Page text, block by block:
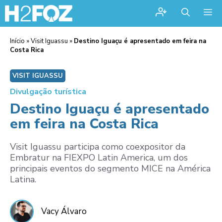
Início »Visit Iguassu » Destino Iguaçu é apresentado em feira na
Costa Rica
VISIT IGUASSU
Divulgação turística
Destino Iguaçu é apresentado
em feira na Costa Rica
Visit Iguassu participa como coexpositor da
Embratur na FIEXPO Latin America, um dos
principais eventos do segmento MICE na América
Latina.
Vacy Álvaro